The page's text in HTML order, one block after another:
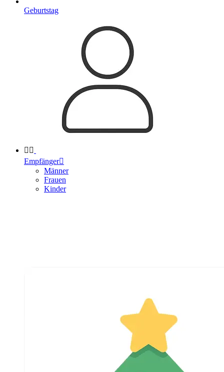
Geburtstag
 
Empfänger
Männer
Frauen
Kinder